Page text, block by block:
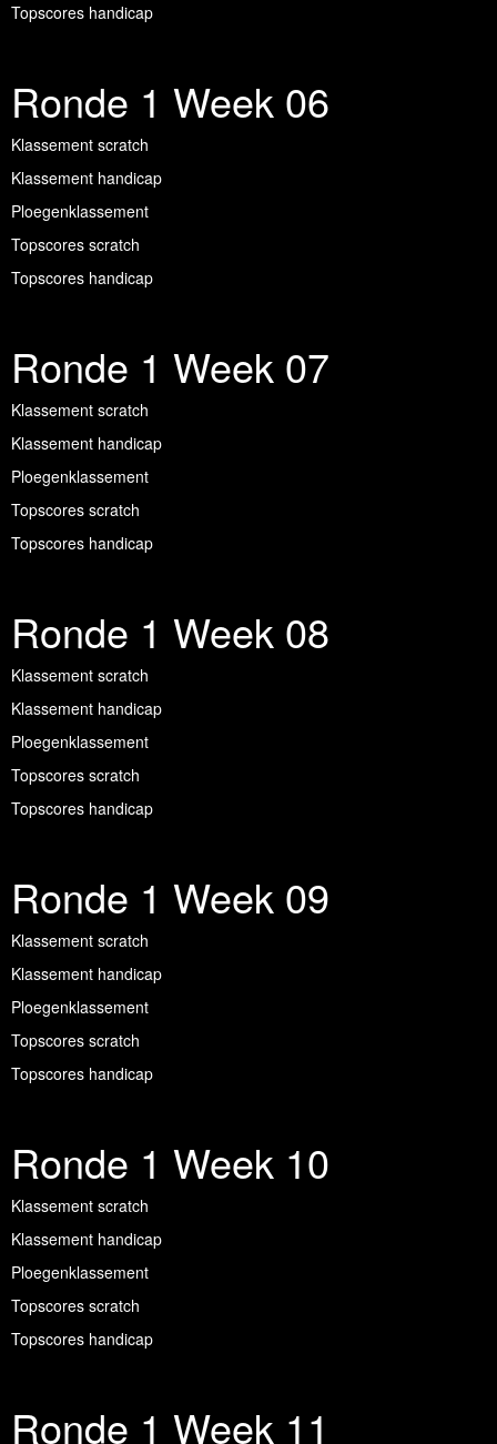
Topscores handicap
Ronde 1 Week 06
Klassement scratch
Klassement handicap
Ploegenklassement
Topscores scratch
Topscores handicap
Ronde 1 Week 07
Klassement scratch
Klassement handicap
Ploegenklassement
Topscores scratch
Topscores handicap
Ronde 1 Week 08
Klassement scratch
Klassement handicap
Ploegenklassement
Topscores scratch
Topscores handicap
Ronde 1 Week 09
Klassement scratch
Klassement handicap
Ploegenklassement
Topscores scratch
Topscores handicap
Ronde 1 Week 10
Klassement scratch
Klassement handicap
Ploegenklassement
Topscores scratch
Topscores handicap
Ronde 1 Week 11